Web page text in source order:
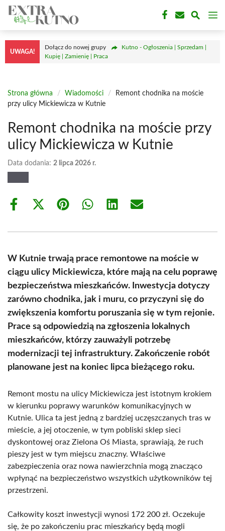
Przejdź
treści
UWAGA!
Dołącz do nowej grupy
Kutno - Ogłoszenia | Sprzedam |
Kupię | Zamienię | Praca
Strona główna / Wiadomości /
Remont chodnika na moście
przy ulicy Mickiewicza w Kutnie
Remont chodnika na moście przy
ulicy Mickiewicza w Kutnie
Data dodania: 2 lipca 2026 r.
Share
Share
(Twitter)
Share Share Share Share
W Kutnie trwają prace remontowe na moście w
ciągu ulicy Mickiewicza, które mają na celu poprawę
bezpieczeństwa mieszkańców. Inwestycja dotyczy
zarówno chodnika, jak i muru, co przyczyni się do
zwiększenia komfortu poruszania się w tym rejonie.
Prace są odpowiedzią na zgłoszenia lokalnych
mieszkańców, którzy zauważyli potrzebę
modernizacji tej infrastruktury. Zakończenie robót
planowane jest na koniec lipca bieżącego roku.
Remont mostu na ulicy Mickiewicza jest istotnym krokiem
w kierunku poprawy warunków komunikacyjnych w
Kutnie. Ulica ta jest jedną z bardziej uczęszczanych tras w
mieście, a jej otoczenie, w tym pobliski sklep sieci
dyskontowej oraz Zielona Oś Miasta, sprawiają, że ruch
pieszy jest w tym miejscu znaczny. Właściwe
zabezpieczenia oraz nowa nawierzchnia mogą znacząco
wpłynąć na bezpieczeństwo wszystkich użytkowników tej
przestrzeni.
Całkowity koszt inwestycji wynosi 172 200 zł. Oczekuje
się, że po zakończeniu prac mieszkańcy będą mogli